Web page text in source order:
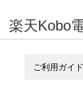
楽天Kobo
ご利用ガイド